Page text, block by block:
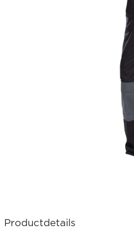
Productdetails